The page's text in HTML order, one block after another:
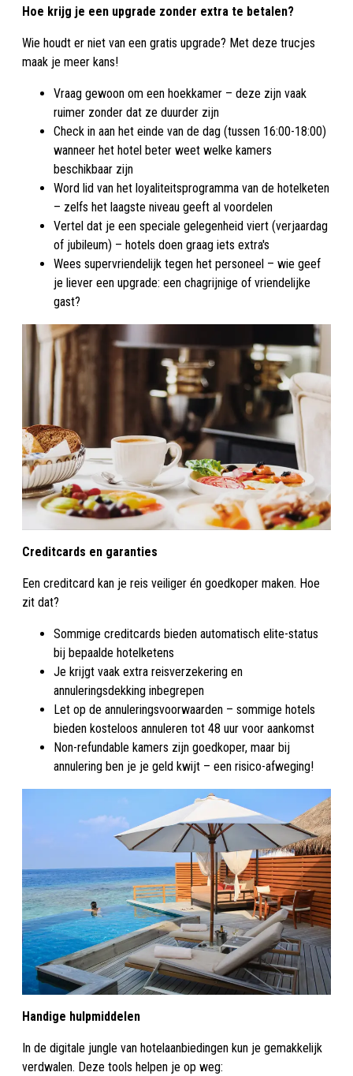
Hoe krijg je een upgrade zonder extra te betalen?
Wie houdt er niet van een gratis upgrade? Met deze trucjes
maak je meer kans!
Vraag gewoon om een hoekkamer – deze zijn vaak
ruimer zonder dat ze duurder zijn
Check in aan het einde van de dag (tussen 16:00-18:00)
wanneer het hotel beter weet welke kamers
beschikbaar zijn
Word lid van het loyaliteitsprogramma van de hotelketen
– zelfs het laagste niveau geeft al voordelen
Vertel dat je een speciale gelegenheid viert (verjaardag
of jubileum) – hotels doen graag iets extra's
Wees supervriendelijk tegen het personeel – wie geef
je liever een upgrade: een chagrijnige of vriendelijke
gast?
Creditcards en garanties
Een creditcard kan je reis veiliger én goedkoper maken. Hoe
zit dat?
Sommige creditcards bieden automatisch elite-status
bij bepaalde hotelketens
Je krijgt vaak extra reisverzekering en
annuleringsdekking inbegrepen
Let op de annuleringsvoorwaarden – sommige hotels
bieden kosteloos annuleren tot 48 uur voor aankomst
Non-refundable kamers zijn goedkoper, maar bij
annulering ben je je geld kwijt – een risico-afweging!
Handige hulpmiddelen
In de digitale jungle van hotelaanbiedingen kun je gemakkelijk
verdwalen. Deze tools helpen je op weg: